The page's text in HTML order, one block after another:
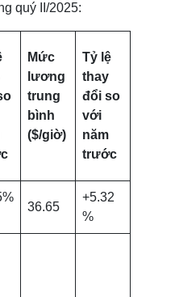
quý II/2025:
Mức
lương
trung
bình
($/giờ)
Tỷ lệ
thay
đổi so
với
năm
trước
36.65
+5.32
%